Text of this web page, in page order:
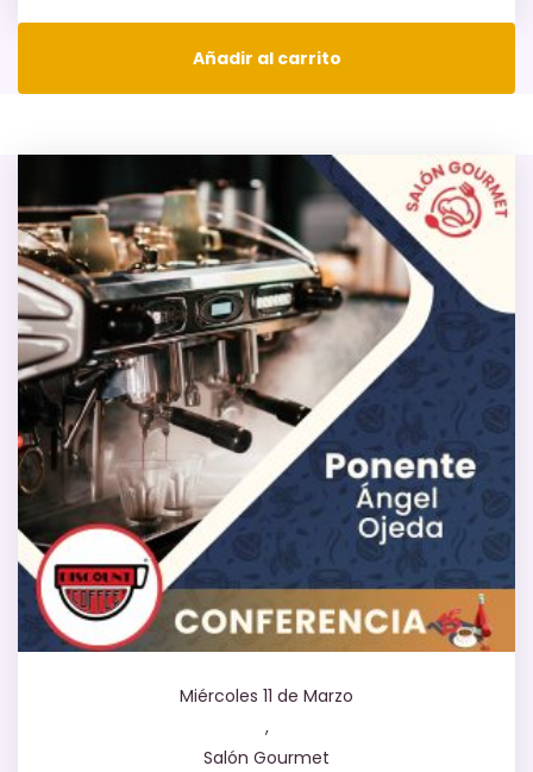
Añadir al carrito
Miércoles 11 de Marzo
,
Salón Gourmet